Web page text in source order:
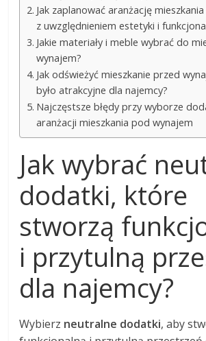
Jak zaplanować aranżację
z uwzględnieniem estetyki i
Jakie materiały i meble wybrać do
wynajem?
Jak odświeżyć mieszkanie przed
było atrakcyjne dla najemcy?
Najczęstsze błędy przy wyborze
aranżacji mieszkania pod wynajem
Jak wybrać
dodatki, które
stworzą
i przytulną
dla najemcy?
Wybierz neutralne dodatki, aby